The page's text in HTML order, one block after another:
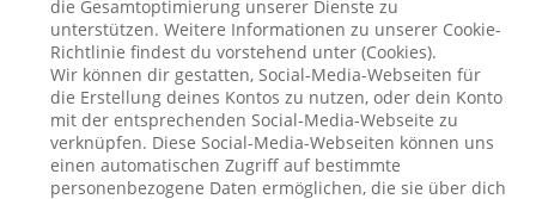
die Gesamtoptimierung unserer Dienste zu
unterstützen. Weitere Informationen zu unserer Cookie-
Richtlinie findest du vorstehend unter (Cookies).
Wir können dir gestatten, Social-Media-Webseiten für
die Erstellung deines Kontos zu nutzen, oder dein Konto
mit der entsprechenden Social-Media-Webseite zu
verknüpfen. Diese Social-Media-Webseiten können uns
einen automatischen Zugriff auf bestimmte
personenbezogene Daten ermöglichen, die sie über dich